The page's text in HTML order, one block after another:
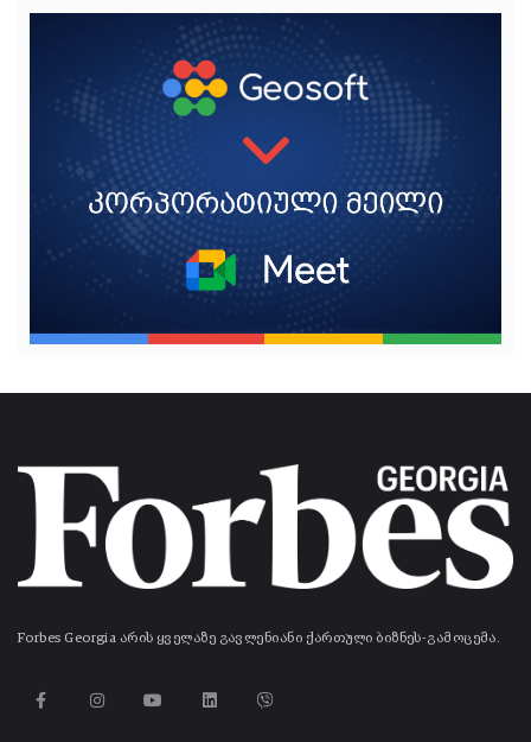
Forbes Georgia არის ყველაზე გავლენიანი ქართული ბიზნეს-გამოცემა.